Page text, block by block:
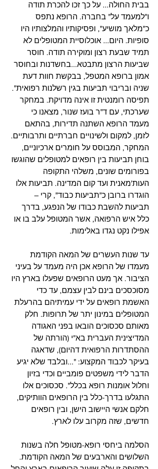
בבית החולה... על כך זכו להכרת תודה
ו"למעמד על" בחברה. הרופא נתפס
כ"מלאך מושיע", ופסיקותיו והמלצותיו היו
סופיות. היום... אוכלוסיית המטופלים לא
תמיד שבעת רצון ומוקירה תודה. חוסר
שביעות הרצון מתבטא...בחשדנות ובחוסר
אמון ברופא המטפל, בבקשת חוות דעת
שניה ובריבוי תביעות בגין רשלנות רפואית".
תפיסה רומנטית זו אינה מדויקת. במחקר
שערכתי, עם ד"ר בועז שנור, מצאנו כי
מעמד הרופא השתנה תדירות, בהתאם
לזמן, למקום ולשינויים חברתיים ותרבותיים.
המחקר, המבוסס על חומרים ארכיוניים,
בוחן תביעות בין רופאים למטופלים שהוגשו
בפורומים שונים, משלהי התקופה
העות'מאנית ועד קום המדינה. תביעות אלו
הוגדרו ברובן כ"תביעות כבוד", קרי –
תביעות להשבת כבודו של הנפגע, בדרך
כלל איש הרפואה, אשר המטופל עלב בו או
אפילו נקט נגדו באלימות.
עד שנות העשרים של המאה הקודמת
מעמדו של הרופא אכן היה מעמד על בעיני
הציבור. אך מעט הרופאים שפעלו בארץ היו
מסוכסכים בינם לבין עצמם, עד כדי
האשמת רופאים על ידי עמיתיהם בהרעלת
המטופלים במינון יתר של תרופות. חלק
מאותם סכסוכים הובאו בפני האגודה
המדיצינית העברית בא"י (הורתה של
ההסתדרות הרפואית דהיום), שדאגה
בעיקר לכבוד המקצוע: "...ובלבד שלא יגיע
הדבר לידי משפטים פומביים וכדי בזיון
וחלול אומנות רופא בכלל". סכסוכים אלו
התגלעו בדרך-כלל בין הרופאים הוותיקים,
חלקם אנשי היישוב הישן, ובין רופאים
חדשים, שזה מקרוב עלו לארץ.
הסלמה ביחסי רופא-מטופל חלה בשנות
השלושים והארבעים של המאה הקודמת.